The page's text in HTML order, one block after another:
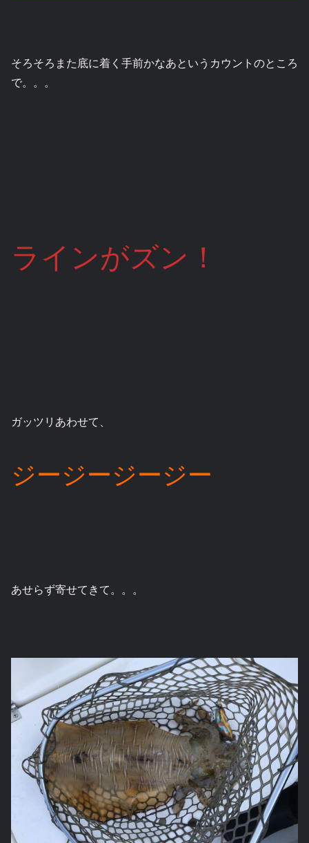
そろそろまた底に着く手前かなあというカウントのところ
で。。。
ラインがズン！
ガッツリあわせて、
ジージージージー
あせらず寄せてきて。。。